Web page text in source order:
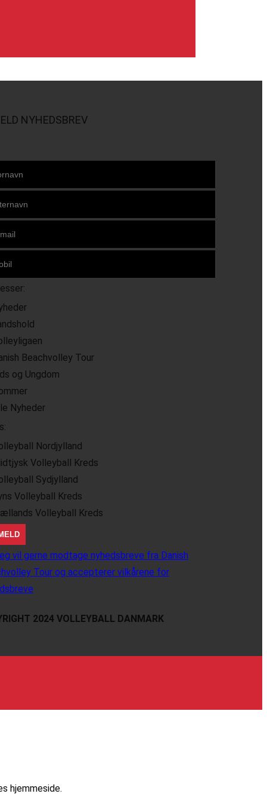
NYHEDSBREV
Beachvolley Tour
og Ungdom
Nyheder
Nordjylland
Volleyball Kreds
Sydjylland
Volleyball Kreds
Volleyball Kreds
vil gerne modtage nyhedsbreve fra Danish
Tour og accepterer vilkårene for
2024 VOLLEYBALL DANMARK
hjemmeside.